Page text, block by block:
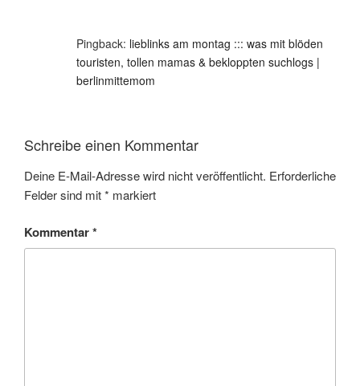
Pingback: lieblinks am montag ::: was mit blöden
touristen, tollen mamas & bekloppten suchlogs |
berlinmittemom
Schreibe einen Kommentar
Deine E-Mail-Adresse wird nicht veröffentlicht. Erforderliche
Felder sind mit* markiert
Kommentar*